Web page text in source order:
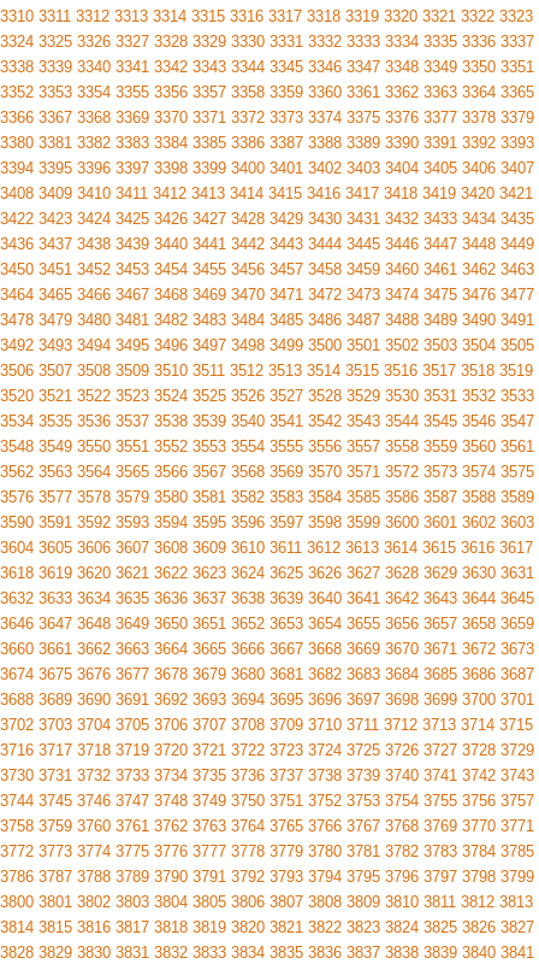
3310 3311 3312 3313 3314 3315 3316 3317 3318 3319 3320 3321 3322 3323
3324 3325 3326 3327 3328 3329 3330 3331 3332 3333 3334 3335 3336 3337
3338 3339 3340 3341 3342 3343 3344 3345 3346 3347 3348 3349 3350 3351
3352 3353 3354 3355 3356 3357 3358 3359 3360 3361 3362 3363 3364 3365
3366 3367 3368 3369 3370 3371 3372 3373 3374 3375 3376 3377 3378 3379
3380 3381 3382 3383 3384 3385 3386 3387 3388 3389 3390 3391 3392 3393
3394 3395 3396 3397 3398 3399 3400 3401 3402 3403 3404 3405 3406 3407
3408 3409 3410 3411 3412 3413 3414 3415 3416 3417 3418 3419 3420 3421
3422 3423 3424 3425 3426 3427 3428 3429 3430 3431 3432 3433 3434 3435
3436 3437 3438 3439 3440 3441 3442 3443 3444 3445 3446 3447 3448 3449
3450 3451 3452 3453 3454 3455 3456 3457 3458 3459 3460 3461 3462 3463
3464 3465 3466 3467 3468 3469 3470 3471 3472 3473 3474 3475 3476 3477
3478 3479 3480 3481 3482 3483 3484 3485 3486 3487 3488 3489 3490 3491
3492 3493 3494 3495 3496 3497 3498 3499 3500 3501 3502 3503 3504 3505
3506 3507 3508 3509 3510 3511 3512 3513 3514 3515 3516 3517 3518 3519
3520 3521 3522 3523 3524 3525 3526 3527 3528 3529 3530 3531 3532 3533
3534 3535 3536 3537 3538 3539 3540 3541 3542 3543 3544 3545 3546 3547
3548 3549 3550 3551 3552 3553 3554 3555 3556 3557 3558 3559 3560 3561
3562 3563 3564 3565 3566 3567 3568 3569 3570 3571 3572 3573 3574 3575
3576 3577 3578 3579 3580 3581 3582 3583 3584 3585 3586 3587 3588 3589
3590 3591 3592 3593 3594 3595 3596 3597 3598 3599 3600 3601 3602 3603
3604 3605 3606 3607 3608 3609 3610 3611 3612 3613 3614 3615 3616 3617
3618 3619 3620 3621 3622 3623 3624 3625 3626 3627 3628 3629 3630 3631
3632 3633 3634 3635 3636 3637 3638 3639 3640 3641 3642 3643 3644 3645
3646 3647 3648 3649 3650 3651 3652 3653 3654 3655 3656 3657 3658 3659
3660 3661 3662 3663 3664 3665 3666 3667 3668 3669 3670 3671 3672 3673
3674 3675 3676 3677 3678 3679 3680 3681 3682 3683 3684 3685 3686 3687
3688 3689 3690 3691 3692 3693 3694 3695 3696 3697 3698 3699 3700 3701
3702 3703 3704 3705 3706 3707 3708 3709 3710 3711 3712 3713 3714 3715
3716 3717 3718 3719 3720 3721 3722 3723 3724 3725 3726 3727 3728 3729
3730 3731 3732 3733 3734 3735 3736 3737 3738 3739 3740 3741 3742 3743
3744 3745 3746 3747 3748 3749 3750 3751 3752 3753 3754 3755 3756 3757
3758 3759 3760 3761 3762 3763 3764 3765 3766 3767 3768 3769 3770 3771
3772 3773 3774 3775 3776 3777 3778 3779 3780 3781 3782 3783 3784 3785
3786 3787 3788 3789 3790 3791 3792 3793 3794 3795 3796 3797 3798 3799
3800 3801 3802 3803 3804 3805 3806 3807 3808 3809 3810 3811 3812 3813
3814 3815 3816 3817 3818 3819 3820 3821 3822 3823 3824 3825 3826 3827
3828 3829 3830 3831 3832 3833 3834 3835 3836 3837 3838 3839 3840 3841